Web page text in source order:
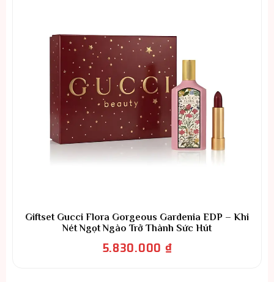
Giftset Gucci Flora Gorgeous Gardenia EDP – Khi
Nét Ngọt Ngào Trở Thành Sức Hút
5.830.000 ₫